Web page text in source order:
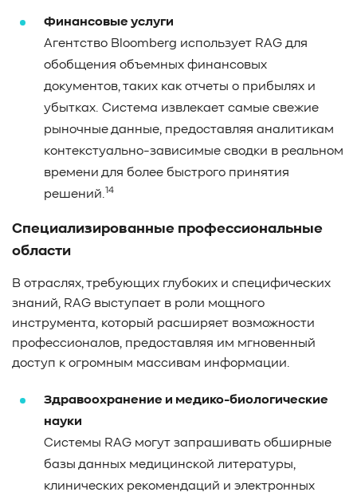
Финансовые услуги
Агентство Bloomberg использует RAG для
обобщения объемных финансовых
документов, таких как отчеты о прибылях и
убытках. Система извлекает самые свежие
рыночные данные, предоставляя аналитикам
контекстуально-зависимые сводки в реальном
времени для более быстрого принятия
решений.14
Специализированные профессиональные
области
В отраслях, требующих глубоких и специфических
знаний, RAG выступает в роли мощного
инструмента, который расширяет возможности
профессионалов, предоставляя им мгновенный
доступ к огромным массивам информации.
Здравоохранение и медико-биологические
науки
Системы RAG могут запрашивать обширные
базы данных медицинской литературы,
клинических рекомендаций и электронных